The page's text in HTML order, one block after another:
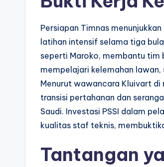
Persiapan Timnas
latihan intensif selama tiga
seperti Maroko, membantu tim
mempelajari kelemahan lawan,
Menurut wawancara Kluivart
transisi pertahanan dan
Saudi. Investasi PSSI dalam
kualitas staf teknis,
Tantangan